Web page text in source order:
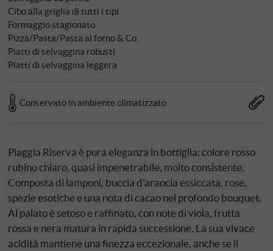
Cibo alla griglia di tutti i tipi
Formaggio stagionato
Pizza/Pasta/Pasta al forno & Co.
Piatti di selvaggina robusti
Piatti di selvaggina leggera
Conservato in ambiente climatizzato
Piaggia Riserva è pura eleganza in bottiglia: colore rosso
rubino chiaro, quasi impenetrabile, molto consistente.
Composta di lamponi, buccia d'arancia essiccata, rose,
spezie esotiche e una nota di cacao nel profondo bouquet.
Al palato è setoso e raffinato, con note di viola, frutta
rossa e nera matura in rapida successione. La sua vivace
acidità mantiene una finezza eccezionale, anche se il